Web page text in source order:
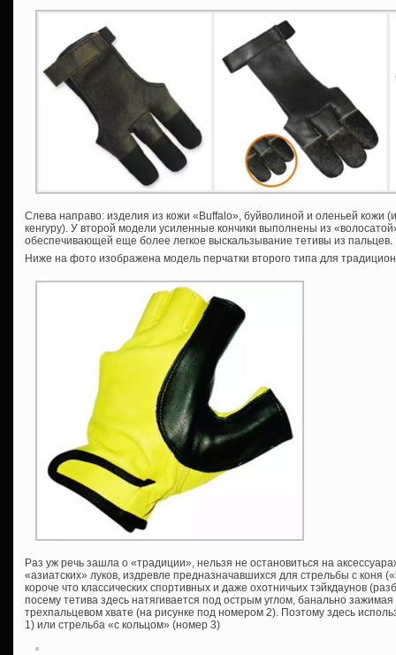
Слева направо: изделия из кожи «Buffalo», буйволиной и оленьей кожи
кенгуру). У второй модели усиленные кончики выполнены из
обеспечивающей еще более легкое выскальзывание тетивы из пальцев.
Ниже на фото изображена модель перчатки второго типа для
Раз уж речь зашла о «традиции», нельзя не остановиться на
«азиатских» луков, издревле предназначавшихся для стрельбы с коня
короче что классических спортивных и даже охотничьих тэйкдаунов
посему тетива здесь натягивается под острым углом, банально
трехпальцевом хвате (на рисунке под номером 2). Поэтому здесь
1) или стрельба «с кольцом» (номер 3)